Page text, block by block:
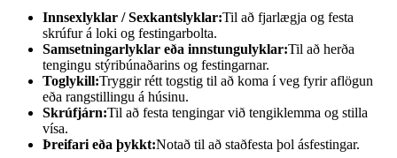
Innsexlyklar / Sexkantslyklar:Til að fjarlægja og festa
skrúfur á loki og festingarbolta.
Samsetningarlyklar eða innstungulyklar:Til að herða
tengingu stýribúnaðarins og festingarnar.
Toglykill:Tryggir rétt togstig til að koma í veg fyrir aflögun
eða rangstillingu á húsinu.
Skrúfjárn:Til að festa tengingar við tengiklemma og stilla
vísa.
Þreifari eða þykkt:Notað til að staðfesta þol ásfestingar.